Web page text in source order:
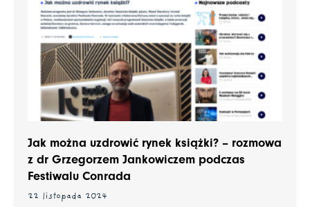
Jak można uzdrowić rynek książki? – rozmowa
z dr Grzegorzem Jankowiczem podczas
Festiwalu Conrada
22 listopada 2024